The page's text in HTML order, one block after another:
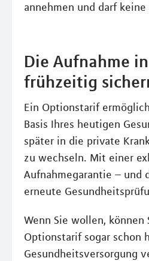
annehmen und darf
Die Aufnahme
frühzeitig
Ein Optionstarif
Basis Ihres heutigen
später in die private
zu wechseln. Mit einer
Aufnahmegarantie – und
erneute
Wenn Sie wollen, können
Optionstarif sogar schon
Gesundheitsversorgung